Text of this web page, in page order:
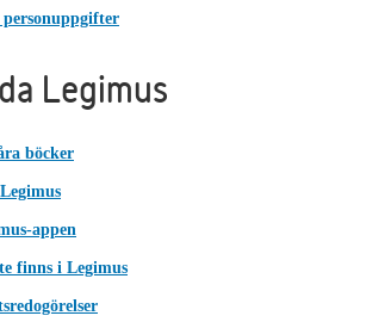
Legimus
böcker
appen
finns i Legimus